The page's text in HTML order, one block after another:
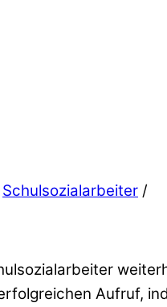
Schulsozialarbeiter /
Aufruf,